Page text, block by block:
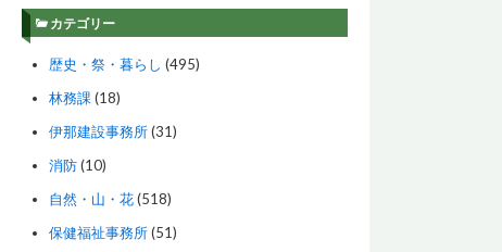
カテゴリー
歴史・祭・暮らし (495)
林務課 (18)
伊那建設事務所(31)
消防(10)
自然・山・花(518)
保健福祉事務所(51)